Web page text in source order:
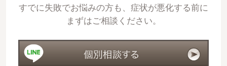
すでに失敗でお悩みの方も、症状が悪化する前に
まずはご相談ください。